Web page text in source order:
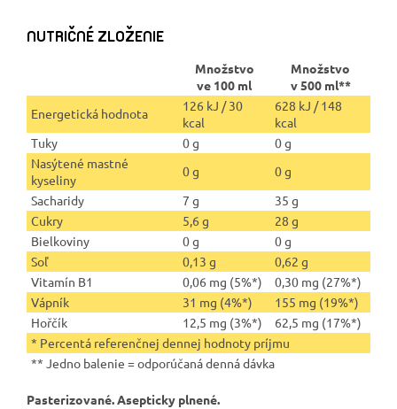
NUTRIČNÉ ​​ZLOŽENIE
Množstvo
ve 100 ml
Množstvo
v 500 ml**
Energetická hodnota
126 kJ / 30
kcal
628 kJ / 148
kcal
Tuky
0 g
0 g
Nasýtené mastné
kyseliny
0 g
0 g
Sacharidy
7 g
35 g
Cukry
5,6 g
28 g
Bielkoviny
0 g
0 g
Soľ
0,13 g
0,62 g
Vitamín B1
0,06 mg (5%*)
0,30 mg (27%*)
Vápník
31 mg (4%*)
155 mg (19%*)
Hořčík
12,5 mg (3%*)
62,5 mg (17%*)
* Percentá referenčnej dennej hodnoty príjmu
** Jedno balenie = odporúčaná denná dávka
Pasterizované. Asepticky plnené.